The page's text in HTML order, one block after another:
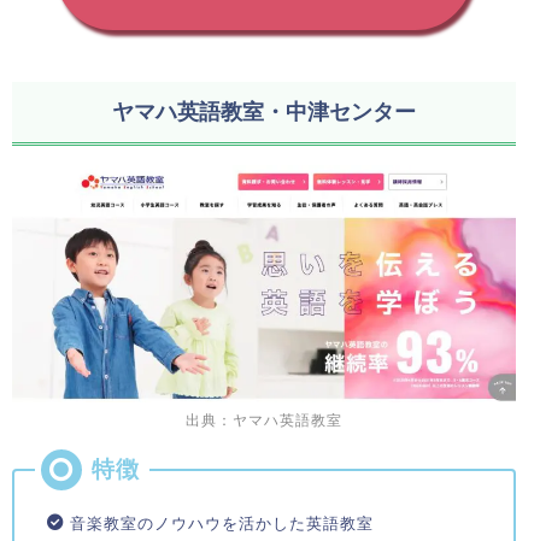
ヤマハ英語教室・中津センター
出典：ヤマハ英語教室
音楽教室のノウハウを活かした英語教室